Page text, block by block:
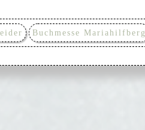
Buchmesse Mariahilfberg